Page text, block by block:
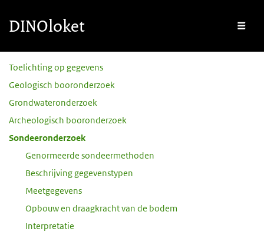
DINOloket
Subnavigatie
Toelichting op gegevens
Geologisch booronderzoek
Grondwateronderzoek
Archeologisch booronderzoek
Sondeeronderzoek
Genormeerde sondeermethoden
Beschrijving gegevenstypen
Meetgegevens
Opbouw en draagkracht van de bodem
Interpretatie